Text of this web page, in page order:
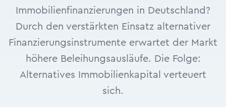
Immobilienfinanzierungen in Deutschland?
Durch den verstärkten Einsatz alternativer
Finanzierungsinstrumente erwartet der Markt
höhere Beleihungsausläufe. Die Folge:
Alternatives Immobilienkapital verteuert
sich.